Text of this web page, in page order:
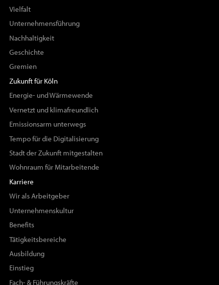
Vielfalt
Unternehmensführung
Nachhaltigkeit
Geschichte
Gremien
Zukunft für Köln
Energie- und Wärmewende
Vernetzt und klimafreundlich
Emissionsarm unterwegs
Tempo für die Digitalisierung
Stadt der Zukunft mitgestalten
Wohnraum für Mitarbeitende
Karriere
Wir als Arbeitgeber
Unternehmenskultur
Benefits
Tätigkeitsbereiche
Ausbildung
Einstieg
Fach- & Führungskräfte